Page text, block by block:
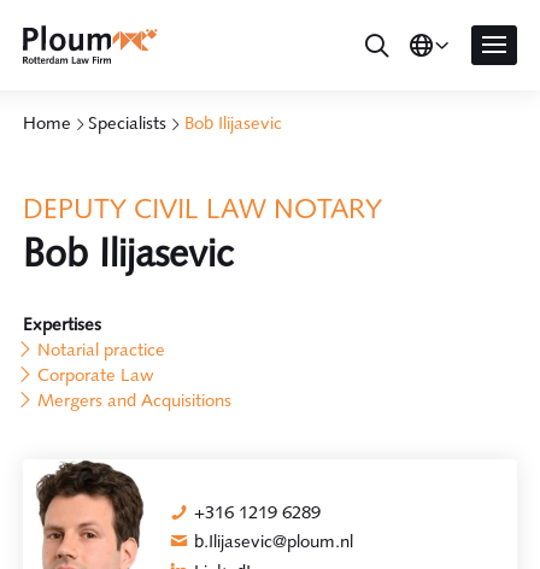
Home Specialists Bob Ilijasevic
DEPUTY CIVIL LAW NOTARY
Bob Ilijasevic
Expertises
Notarial practice
Corporate Law
Mergers and Acquisitions
+316 1219 6289
b.Ilijasevic@ploum.nl